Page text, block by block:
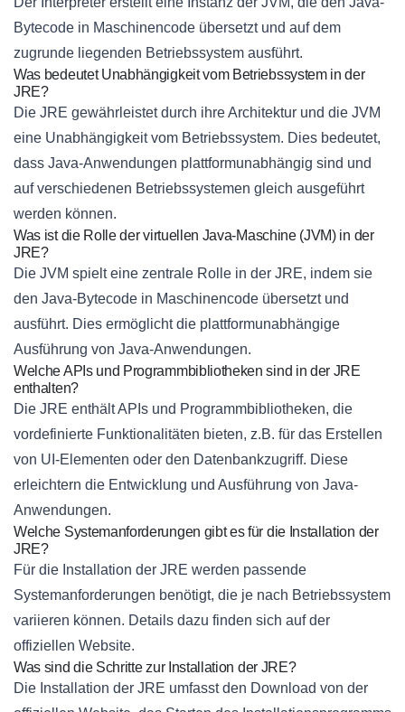
Bytecode in Maschinencode übersetzt und auf dem
zugrunde liegenden Betriebssystem ausführt.
Was bedeutet Unabhängigkeit vom Betriebssystem in der
JRE?
Die JRE gewährleistet durch ihre Architektur und die JVM
eine Unabhängigkeit vom Betriebssystem. Dies bedeutet,
dass Java-Anwendungen plattformunabhängig sind und
auf verschiedenen Betriebssystemen gleich ausgeführt
werden können.
Was ist die Rolle der virtuellen Java-Maschine (JVM) in der
JRE?
Die JVM spielt eine zentrale Rolle in der JRE, indem sie
den Java-Bytecode in Maschinencode übersetzt und
ausführt. Dies ermöglicht die plattformunabhängige
Ausführung von Java-Anwendungen.
Welche APIs und Programmbibliotheken sind in der JRE
enthalten?
Die JRE enthält APIs und Programmbibliotheken, die
vordefinierte Funktionalitäten bieten, z.B. für das Erstellen
von UI-Elementen oder den Datenbankzugriff. Diese
erleichtern die Entwicklung und Ausführung von Java-
Anwendungen.
Welche Systemanforderungen gibt es für die Installation der
JRE?
Für die Installation der JRE werden passende
Systemanforderungen benötigt, die je nach Betriebssystem
variieren können. Details dazu finden sich auf der
offiziellen Website.
Was sind die Schritte zur Installation der JRE?
Die Installation der JRE umfasst den Download von der